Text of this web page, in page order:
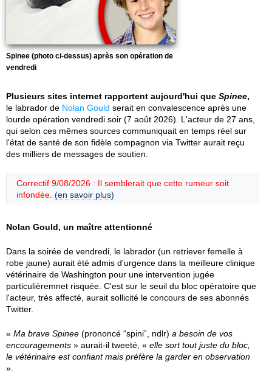
Spinee (photo ci-dessus) après son opération de
vendredi
Plusieurs sites internet rapportent aujourd'hui que Spinee,
le labrador de Nolan Gould serait en convalescence après une
lourde opération vendredi soir (7 août 2026). L'acteur de 27 ans,
qui selon ces mêmes sources communiquait en temps réel sur
l'état de santé de son fidèle compagnon via Twitter aurait reçu
des milliers de messages de soutien.
Correctif 9/08/2026 : Il semblerait que cette rumeur soit
infondée. (en savoir plus)
Nolan Gould, un maître attentionné
Dans la soirée de vendredi, le labrador (un retriever femelle à
robe jaune) aurait été admis d'urgence dans la meilleure clinique
vétérinaire de Washington pour une intervention jugée
particulièremnet risquée. C'est sur le seuil du bloc opératoire que
l'acteur, très affecté, aurait sollicité le concours de ses abonnés
Twitter.
« Ma brave Spinee (prononcé “spini”, ndlr) a besoin de vos
encouragements » aurait-il tweeté, « elle sort tout juste du bloc,
le vétérinaire est confiant mais préfère la garder en observation
».